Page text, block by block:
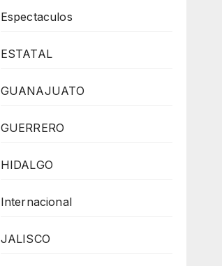
Espectaculos
ESTATAL
GUANAJUATO
GUERRERO
HIDALGO
Internacional
JALISCO